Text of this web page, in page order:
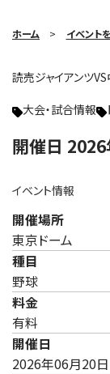
ホーム イベント
読売ジャイアンツ
大会・試合情報
開催日
イベント情報
開催場所
東京ドーム
種目
野球
料金
有料
開催日
2026年06月20